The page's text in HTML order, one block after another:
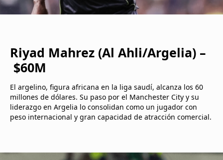
Riyad Mahrez (Al Ahli/Argelia) –
$60M
El argelino, figura africana en la liga saudí, alcanza los 60
millones de dólares. Su paso por el Manchester City y su
liderazgo en Argelia lo consolidan como un jugador con
peso internacional y gran capacidad de atracción comercial.